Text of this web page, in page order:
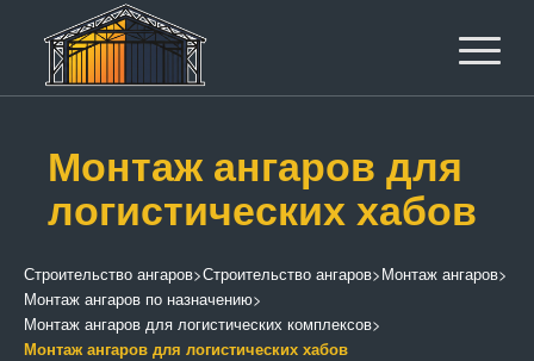
Монтаж ангаров для
логистических хабов
Строительство ангаров>Строительство ангаров>Монтаж ангаров>
Монтаж ангаров по назначению>
Монтаж ангаров для логистических комплексов>
Монтаж ангаров для логистических хабов